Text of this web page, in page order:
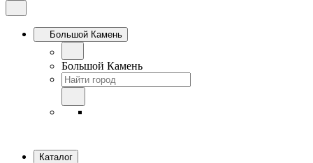
Большой Камень
Большой Камень
Каталог